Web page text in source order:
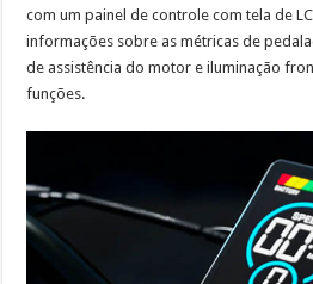
com um painel de controle com tela de
informações sobre as métricas de
de assistência do motor e iluminação
funções.